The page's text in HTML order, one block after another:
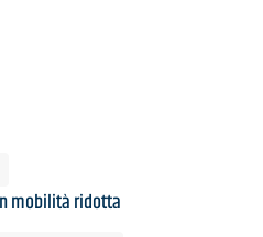
mobilità ridotta